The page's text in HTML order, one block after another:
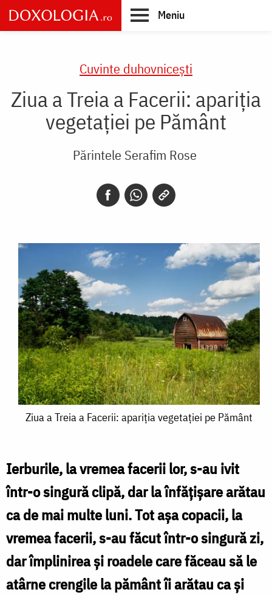
Skip
to
main
Meniu
Cuvinte duhovnicești
Ziua a Treia a Facerii: apariția
vegetaţiei pe Pământ
Părintele Serafim Rose
Ziua
a
Facerii:
apariția
vegetaţiei
pe
Pământ
Ziua a Treia a Facerii: apariția vegetaţiei pe Pământ
Ierburile, la vremea facerii lor, s-au ivit
într-o singură clipă, dar la înfăţişare arătau
ca de mai multe luni. Tot aşa copacii, la
vremea facerii, s-au făcut într-o singură zi,
dar împlinirea şi roadele care făceau să le
atârne crengile la pământ îi arătau ca şi